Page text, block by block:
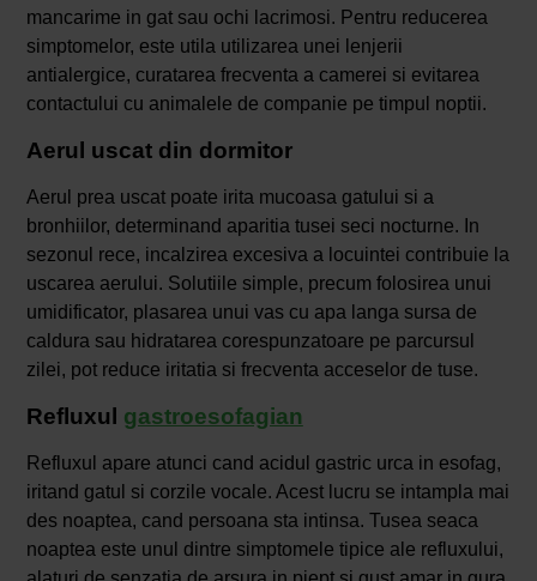
mancarime in gat sau ochi lacrimosi. Pentru reducerea
simptomelor, este utila utilizarea unei lenjerii
antialergice, curatarea frecventa a camerei si evitarea
contactului cu animalele de companie pe timpul noptii.
Aerul uscat din dormitor
Aerul prea uscat poate irita mucoasa gatului si a
bronhiilor, determinand aparitia tusei seci nocturne. In
sezonul rece, incalzirea excesiva a locuintei contribuie la
uscarea aerului. Solutiile simple, precum folosirea unui
umidificator, plasarea unui vas cu apa langa sursa de
caldura sau hidratarea corespunzatoare pe parcursul
zilei, pot reduce iritatia si frecventa acceselor de tuse.
Refluxul gastroesofagian
Refluxul apare atunci cand acidul gastric urca in esofag,
iritand gatul si corzile vocale. Acest lucru se intampla mai
des noaptea, cand persoana sta intinsa. Tusea seaca
noaptea este unul dintre simptomele tipice ale refluxului,